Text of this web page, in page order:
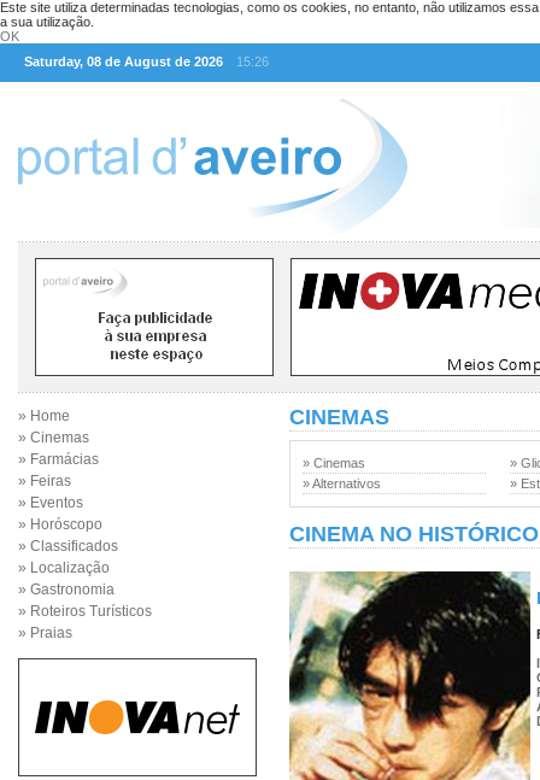
Este site utiliza determinadas tecnologias, como os cookies, no entanto, não utilizamos
a sua utilização.
OK
Saturday, 08 de August de 2026
15:26
» Home
» Cinemas
» Farmácias
» Feiras
» Eventos
» Horóscopo
» Classificados
» Localização
» Gastronomia
» Roteiros Turísticos
» Praias
CINEMAS
» Cinemas
» Alternativos
»
»
CINEMA NO HISTÓRICO